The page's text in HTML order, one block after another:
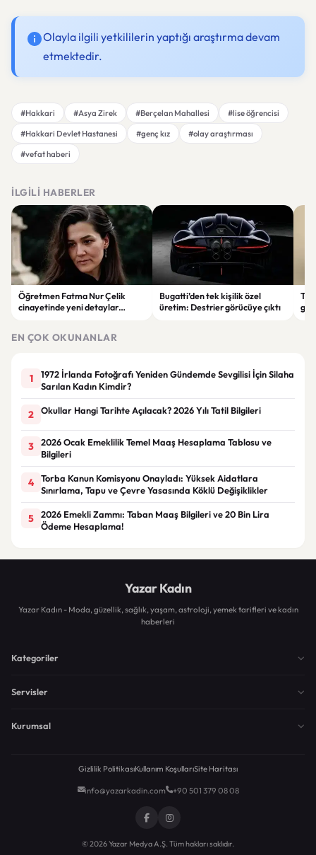
Olayla ilgili yetkililerin yaptığı araştırma devam
etmektedir.
#Hakkari #Asya Zirek #Berçelan Mahallesi
#lise öğrencisi
#Hakkari Devlet Hastanesi
#genç kız
#olay araştırması
#vefat haberi
İLGILI HABERLER
Öğretmen Fatma Nur Çelik
cinayetinde yeni detaylar
Bugatti’den tek kişilik özel
üretim: Destrier görücüye çıktı
EN ÇOK OKUNANLAR
1
1972 İrlanda Fotoğrafı Yeniden Gündemde Sevgilisi İçin Silaha
Sarılan Kadın Kimdir?
2 Okullar Hangi Tarihte Açılacak? 2026 Yılı Tatil Bilgileri
3
2026 Ocak Emeklilik Temel Maaş Hesaplama Tablosu ve
Bilgileri
4
Torba Kanun Komisyonu Onayladı: Yüksek Aidatlara
Sınırlama, Tapu ve Çevre Yasasında Köklü Değişiklikler
5
2026 Emekli Zammı: Taban Maaş Bilgileri ve 20 Bin Lira
Ödeme Hesaplama!
Yazar Kadın
Yazar Kadın - Moda, güzellik, sağlık, yaşam, astroloji, yemek tarifleri ve kadın
haberleri
Kategoriler
Servisler
Kurumsal
Gizlilik PolitikasıKullanım KoşullarıSite Haritası
info@yazarkadin.com +90 501 379 08 08
© 2026 Yazar Medya A.Ş. Tüm hakları saklıdır.